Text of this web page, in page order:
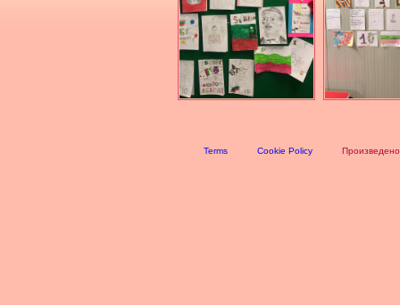
Terms Cookie Policy